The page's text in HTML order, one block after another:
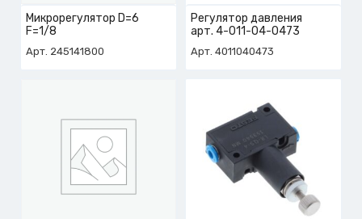
Микрорегулятор D=6
F=1/8
Арт. 245141800
Регулятор давления
арт. 4-011-04-0473
Арт. 4011040473